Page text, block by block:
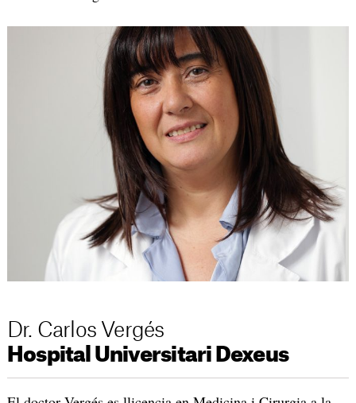
Dr. Carlos Vergés
Hospital Universitari Dexeus